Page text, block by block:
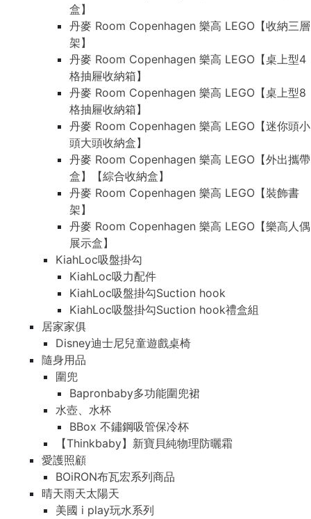
盒】
丹麥 Room Copenhagen 樂高 LEGO【收納三層
架】
丹麥 Room Copenhagen 樂高 LEGO【桌上型4
格抽屜收納箱】
丹麥 Room Copenhagen 樂高 LEGO【桌上型8
格抽屜收納箱】
丹麥 Room Copenhagen 樂高 LEGO【迷你頭小
頭大頭收納盒】
丹麥 Room Copenhagen 樂高 LEGO【外出攜帶
盒】【綜合收納盒】
丹麥 Room Copenhagen 樂高 LEGO【裝飾書
架】
丹麥 Room Copenhagen 樂高 LEGO【樂高人偶
展示盒】
KiahLoc吸盤掛勾
KiahLoc吸力配件
KiahLoc吸盤掛勾Suction hook
KiahLoc吸盤掛勾Suction hook禮盒組
居家家俱
Disney迪士尼兒童遊戲桌椅
隨身用品
圍兜
Bapronbaby多功能圍兜裙
水壺、水杯
BBox 不鏽鋼吸管保冷杯
【Thinkbaby】新寶貝純物理防曬霜
愛護照顧
BOiRON布瓦宏系列商品
晴天雨天太陽天
美國 i play玩水系列